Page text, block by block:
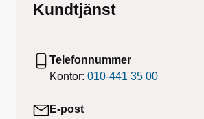
Kundtjänst
Telefonnummer
Kontor: 010-441 35 00
E-post